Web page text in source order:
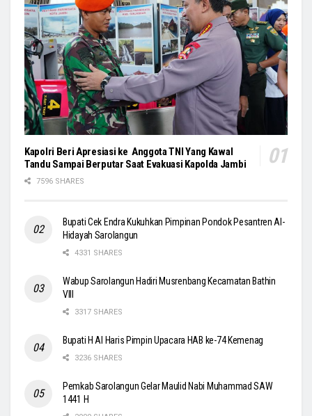
Kapolri Beri Apresiasi ke Anggota TNI Yang Kawal
Tandu Sampai Berputar Saat Evakuasi Kapolda Jambi
7596 SHARES
Bupati Cek Endra Kukuhkan Pimpinan Pondok Pesantren Al-
Hidayah Sarolangun
4331 SHARES
Wabup Sarolangun Hadiri Musrenbang Kecamatan Bathin
VIII
3317 SHARES
Bupati H Al Haris Pimpin Upacara HAB ke-74 Kemenag
3236 SHARES
Pemkab Sarolangun Gelar Maulid Nabi Muhammad SAW
1441 H